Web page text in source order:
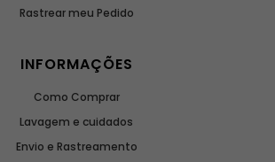
Rastrear meu Pedido
INFORMAÇÕES
Como Comprar
Lavagem e cuidados
Envio e Rastreamento